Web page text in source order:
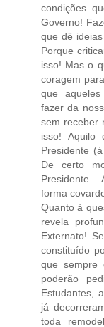
condições
Governo!
que dê
Porque
isso! Mas o
coragem
que aqueles
fazer da
sem receber
isso!
Presidente
De certo
forma
Quanto à
revela
Externato!
constituído
que sempre
poderão
Estudantes,
já
toda